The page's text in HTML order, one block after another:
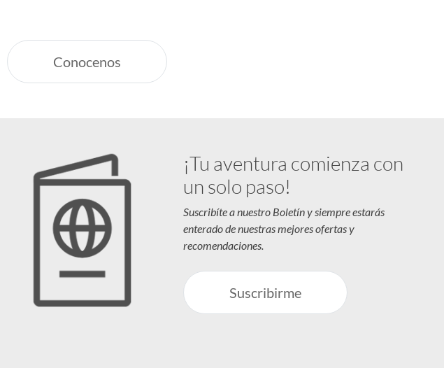
Conocenos
¡Tu aventura comienza con
un solo paso!
Suscribíte a nuestro Boletín y siempre estarás
enterado de nuestras mejores ofertas y
recomendaciones.
Suscribirme